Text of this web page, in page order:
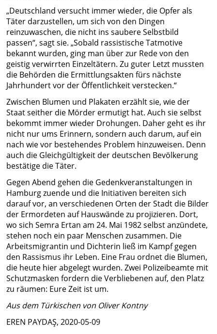
„Deutschland versucht immer wieder, die Opfer als
Täter darzustellen, um sich von den Dingen
reinzuwaschen, die nicht ins saubere Selbstbild
passen“, sagt sie. „Sobald rassistische Tatmotive
bekannt wurden, ging man über zur Rede von den
geistig verwirrten Einzeltätern. Zu guter Letzt mussten
die Behörden die Ermittlungsakten fürs nächste
Jahrhundert vor der Öffentlichkeit verstecken.“
Zwischen Blumen und Plakaten erzählt sie, wie der
Staat seither die Mörder ermutigt hat. Auch sie selbst
bekommt immer wieder Drohungen. Daher geht es ihr
nicht nur ums Erinnern, sondern auch darum, auf ein
nach wie vor bestehendes Problem hinzuweisen. Denn
auch die Gleichgültigkeit der deutschen Bevölkerung
bestätige die Täter.
Gegen Abend gehen die Gedenkveranstaltungen in
Hamburg zuende und die Initiativen bereiten sich
darauf vor, an verschiedenen Orten der Stadt die Bilder
der Ermordeten auf Hauswände zu projizieren. Dort,
wo sich Semra Ertan am 24. Mai 1982 selbst anzündete,
stehen noch ein paar Menschen zusammen. Die
Arbeitsmigrantin und Dichterin ließ im Kampf gegen
den Rassismus ihr Leben. Eine Frau ordnet die Blumen,
die heute hier abgelegt wurden. Zwei Polizeibeamte mit
Schutzmasken fordern die Verbliebenen auf, den Platz
zu räumen: Eure Zeit ist um.
Aus dem Türkischen von Oliver Kontny
EREN PAYDAŞ, 2020-05-09